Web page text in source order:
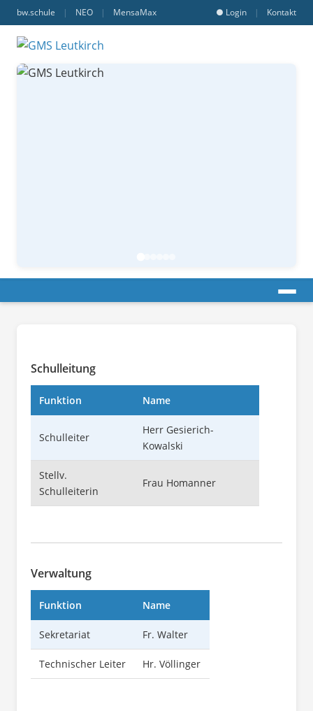
bw.schule | NEO | MensaMax ● Login | Kontakt
Schulleitung
Funktion Name
Schulleiter
Herr Gesierich-
Kowalski
Stellv.
Schulleiterin
Frau Homanner
Verwaltung
Funktion Name
Sekretariat Fr. Walter
Technischer Leiter Hr. Völlinger